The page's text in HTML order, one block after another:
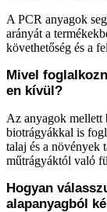
A PCR anyagok
arányát a
követhetőség és a
Mivel
en kívül?
Az anyagok mellett
biotrágyákkal is
talaj és a növények
műtrágyáktól való
Hogyan
alapanyagból